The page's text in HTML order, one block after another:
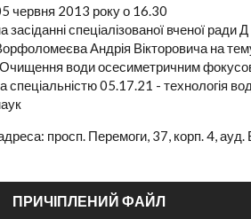
червня 2013 року о 16.30
засіданні спеціалізованої вченої
Андрія Вікторовича на
води осесиметричним
спеціальністю 05.17.21 - технологія
просп. Перемоги, 37, корп. 4, ауд.
ПРИЧІПЛЕНИЙ ФАЙЛ